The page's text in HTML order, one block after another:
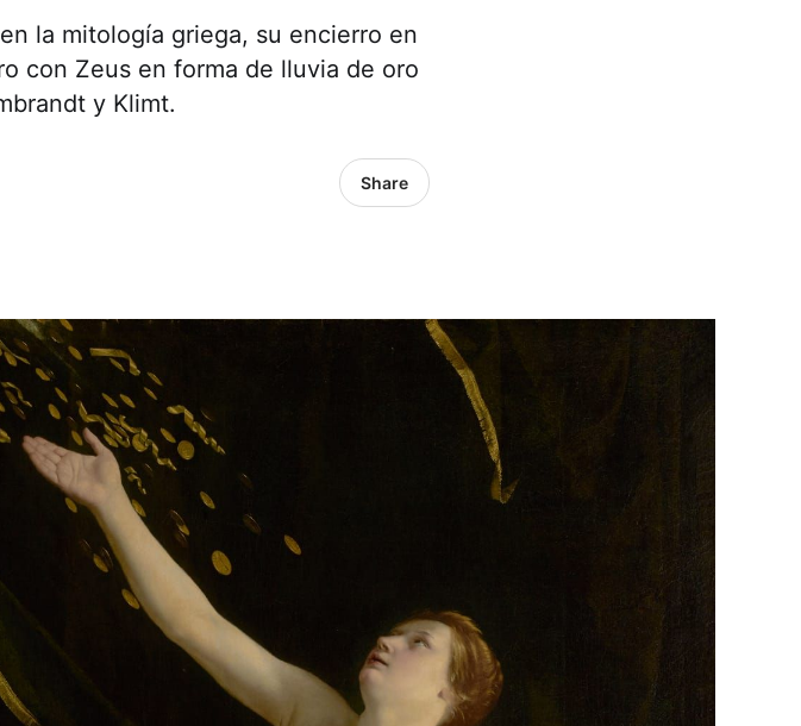
la mitología griega, su encierro en
con Zeus en forma de lluvia de oro
y Klimt.
Share